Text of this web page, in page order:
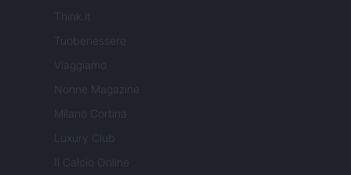
Think.it
Tuobenessere
Viaggiamo
Nonne Magazine
Milano Cortina
Luxury Club
Il Calcio Online